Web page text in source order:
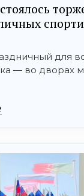
для
— во дворах